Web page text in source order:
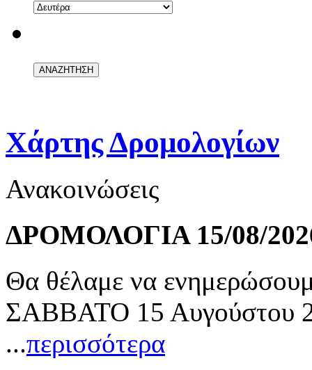
Χάρτης Δρομολογίων
Ανακοινώσεις
ΔΡΟΜΟΛΟΓΙΑ 15/08/
Θα θέλαμε να
ΣΑΒΒΑΤΟ 15 Αυγούστου
...περισσότερα